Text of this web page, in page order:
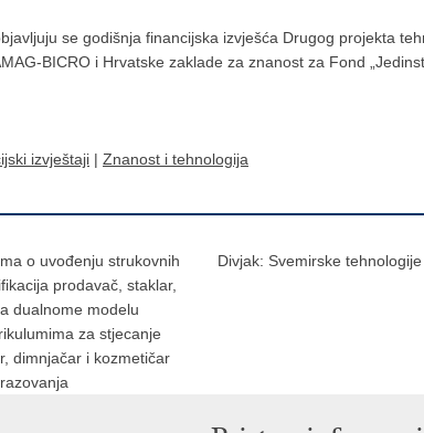
se godišnja financijska izvješća Drugog projekta
BICRO i Hrvatske zaklade za znanost za Fond
izvještaji | Znanost i tehnologija
o uvođenju strukovnih
prodavač, staklar,
dualnome modelu
za stjecanje
dimnjačar i kozmetičar
Divjak: Svemirske